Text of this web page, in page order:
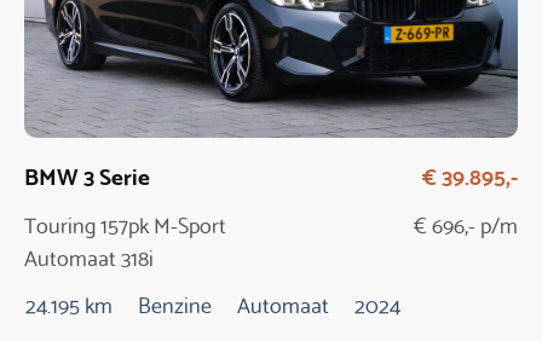
BMW 3 Serie
Touring 157pk M-Sport
Automaat 318i
€ 39.895,-
€ 696,- p/m
24.195 km Benzine Automaat 2024